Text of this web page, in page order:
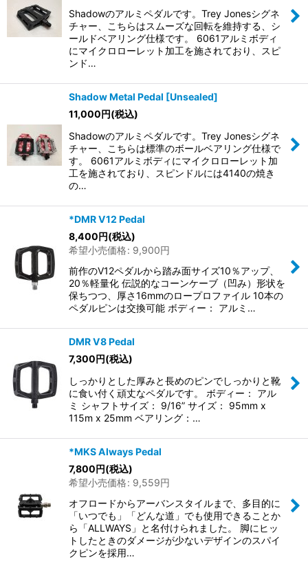
Shadowのアルミペダルです。Trey Jonesシグネ
チャー、こちらはスムーズな回転を維持する、シ
ールドベアリング仕様です。 6061アルミボディ
にマイクロローレット加工を施されており、スピ
ンド…
Shadow Metal Pedal [Unsealed]
11,000円(税込)
Shadowのアルミペダルです。Trey Jonesシグネ
チャー、こちらは標準のボールベアリング仕様で
す。 6061アルミボディにマイクロローレット加
工を施されており、スピンドルには4140の焼き
の…
*DMR V12 Pedal
8,400円(税込)
希望小売価格: 9,900円
前作のV12ペダルから踏み面サイズ10％アップ、
20％軽量化 伝説的なコーンケーブ（凹み）形状を
保ちつつ、厚さ16mmのロープロファイル 10本の
ペダルピンは交換可能 ボディー： アルミ…
DMR V8 Pedal
7,300円(税込)
しっかりとした厚みと長めのピンでしっかりと靴
に食い付く頑丈なペダルです。 ボディー： アル
ミ シャフトサイズ： 9/16” サイズ： 95mm x
115m x 25mm ベアリング：…
*MKS Always Pedal
7,800円(税込)
希望小売価格: 9,559円
オフロードからアーバンスタイルまで、多目的に
「いつでも」「どんな道」でも使用できることか
ら「ALLWAYS」と名付けられました。 脚にヒッ
トしたときのダメージが少ないデザインのスパイ
クピンを採用…